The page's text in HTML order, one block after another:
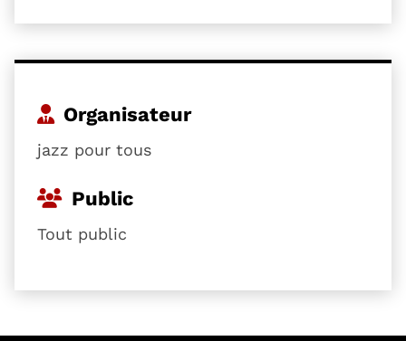
Organisateur
jazz pour tous
Public
Tout public